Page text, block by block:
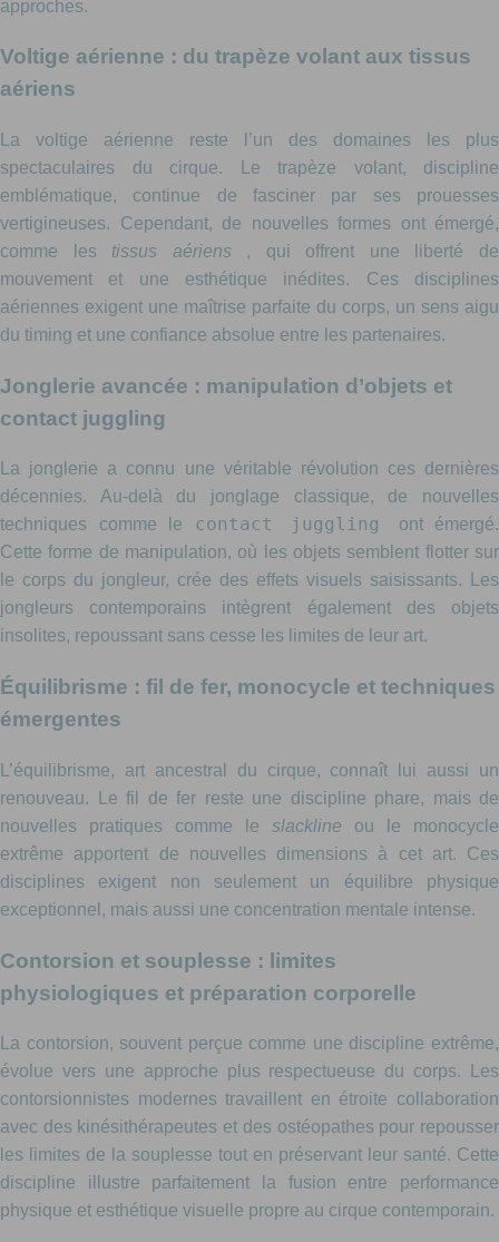
approches.
Voltige aérienne : du trapèze volant aux tissus
aériens
La voltige aérienne reste l’un des domaines les plus
spectaculaires du cirque. Le trapèze volant, discipline
emblématique, continue de fasciner par ses prouesses
vertigineuses. Cependant, de nouvelles formes ont émergé,
comme les tissus aériens , qui offrent une liberté de
mouvement et une esthétique inédites. Ces disciplines
aériennes exigent une maîtrise parfaite du corps, un sens aigu
du timing et une confiance absolue entre les partenaires.
Jonglerie avancée : manipulation d’objets et
contact juggling
La jonglerie a connu une véritable révolution ces dernières
décennies. Au-delà du jonglage classique, de nouvelles
techniques comme le contact juggling
ont émergé.
Cette forme de manipulation, où les objets semblent flotter sur
le corps du jongleur, crée des effets visuels saisissants. Les
jongleurs contemporains intègrent également des objets
insolites, repoussant sans cesse les limites de leur art.
Équilibrisme : fil de fer, monocycle et techniques
émergentes
L’équilibrisme, art ancestral du cirque, connaît lui aussi un
renouveau. Le fil de fer reste une discipline phare, mais de
nouvelles pratiques comme le slackline ou le monocycle
extrême apportent de nouvelles dimensions à cet art. Ces
disciplines exigent non seulement un équilibre physique
exceptionnel, mais aussi une concentration mentale intense.
Contorsion et souplesse : limites
physiologiques et préparation corporelle
La contorsion, souvent perçue comme une discipline extrême,
évolue vers une approche plus respectueuse du corps. Les
contorsionnistes modernes travaillent en étroite collaboration
avec des kinésithérapeutes et des ostéopathes pour repousser
les limites de la souplesse tout en préservant leur santé. Cette
discipline illustre parfaitement la fusion entre performance
physique et esthétique visuelle propre au cirque contemporain.